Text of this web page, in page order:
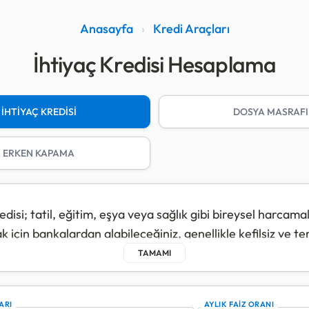
Anasayfa › Kredi Araçları
İhtiyaç Kredisi Hesaplama
İHTİYAÇ KREDİSİ DOSYA MASRAFI
ERKEN KAPAMA
tatil, eğitim, eşya veya sağlık gibi bireysel
için bankalardan alabileceğiniz, genellikle kefilsiz ve
bin - 100 bin TL arası 24 ay ve 100 bin TL üzeri için 12 ay
AYLIK FAİZ ORANI